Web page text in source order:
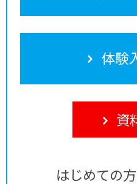
体験
資
はじめての